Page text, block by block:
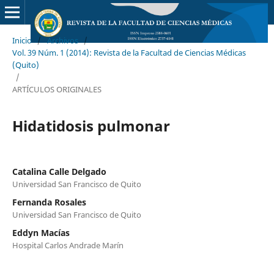
Inicio / Archivos /
Vol. 39 Núm. 1 (2014): Revista de la Facultad de Ciencias Médicas
(Quito)
/
ARTÍCULOS ORIGINALES
Hidatidosis pulmonar
Catalina Calle Delgado
Universidad San Francisco de Quito
Fernanda Rosales
Universidad San Francisco de Quito
Eddyn Macías
Hospital Carlos Andrade Marín